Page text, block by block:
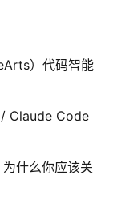
）代码智能
Claude Code
什么你应该关